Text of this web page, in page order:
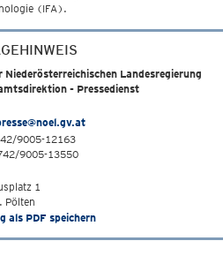
(IFA).
Niederösterreichischen Landesregierung
- Pressedienst
9005-12163
9005-13550
1
Pölten
als PDF speichern